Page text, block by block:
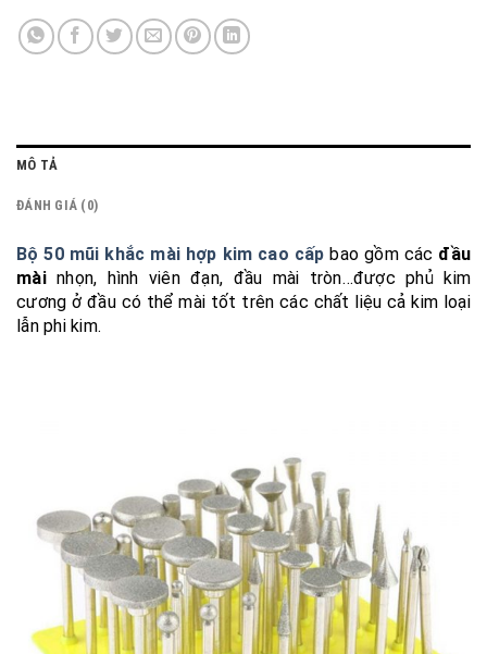
MÔ TẢ
ĐÁNH GIÁ (0)
Bộ 50 mũi khắc mài hợp kim cao cấp bao gồm các đầu
màinhọn, hình viên đạn, đầu mài tròn…được phủ kim
cương ở đầu có thể mài tốt trên các chất liệu cả kim loại
lẫn phi kim.